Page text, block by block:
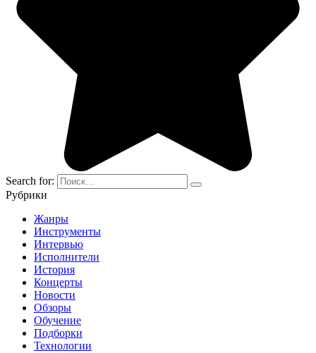
Search for:
Рубрики
Жанры
Инструменты
Интервью
Исполнители
История
Концерты
Новости
Обзоры
Обучение
Подборки
Технологии